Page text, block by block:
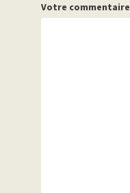
Votre commentaire